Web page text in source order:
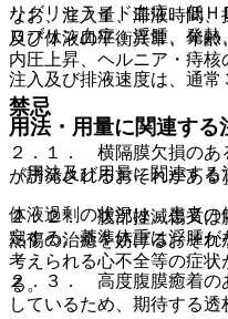
リグリセライド血症、低
ロブリン血症、浮腫、発
内圧上昇、ヘルニア・痔核
禁忌
２．１． 横隔膜欠損のあ
が誘発されるおそれがある
２．２． 腹部挫滅傷又は
熱傷の治癒を妨げるおそれ
２．３． 高度腹膜癒着の
しているため、期待する
なお、注入量、滞液時間
及び体液の平衡異常、年
注入及び排液速度は、通常
用法・用量に関連する
（用法及び用量に関連する
体液過剰の状況は、患者
定する。基準体重は浮腫が
考えられる心不全等の症
る。